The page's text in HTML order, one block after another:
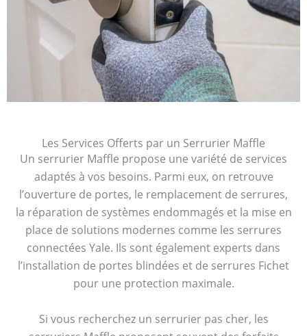
Les Services Offerts par un Serrurier Maffle
Un serrurier Maffle propose une variété de services
adaptés à vos besoins. Parmi eux, on retrouve
l’ouverture de portes, le remplacement de serrures,
la réparation de systèmes endommagés et la mise en
place de solutions modernes comme les serrures
connectées Yale. Ils sont également experts dans
l’installation de portes blindées et de serrures Fichet
pour une protection maximale.
Si vous recherchez un serrurier pas cher, les